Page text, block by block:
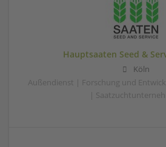
Hauptsaaten Seed &
Köln
Außendienst | Forschung und
|